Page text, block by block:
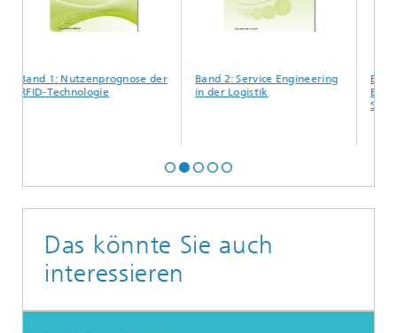
Band 1: Nutzenprognose der
RFID-Technologie
Band 2: Service Engineering
in der Logistik
Band
Sector
Das könnte Sie auch
interessieren